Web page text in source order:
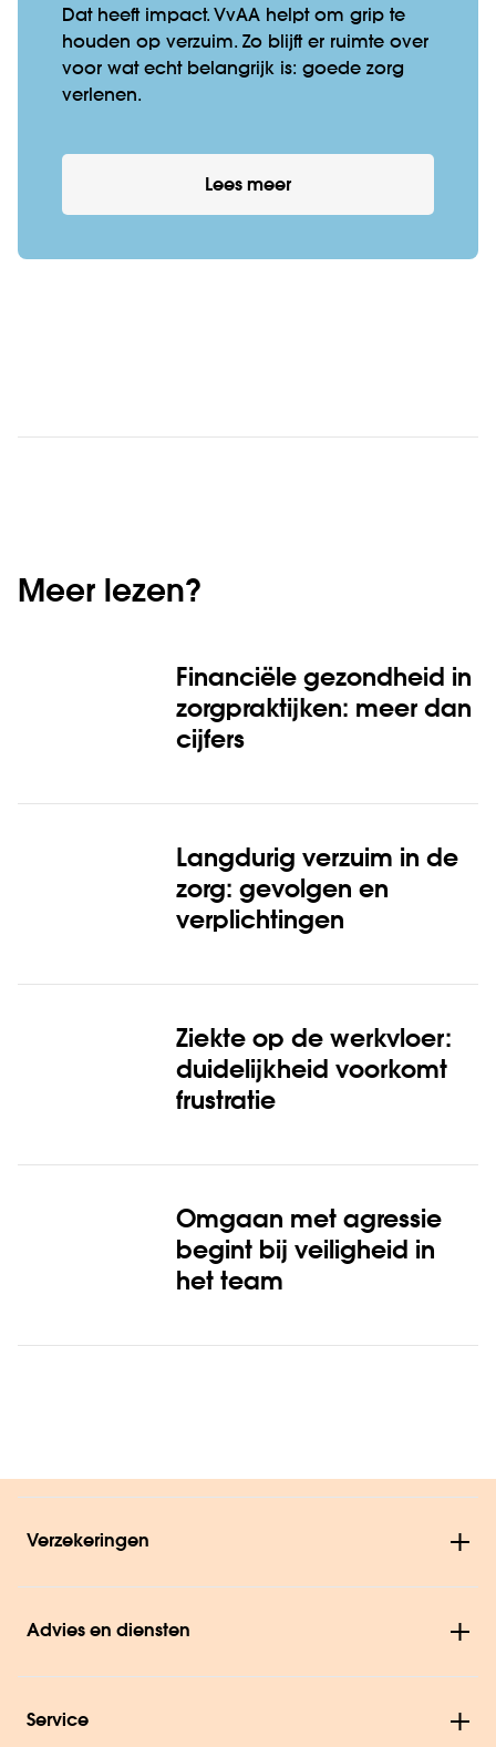
Dat heeft impact. VvAA helpt om grip te
houden op verzuim. Zo blijft er ruimte over
voor wat echt belangrijk is: goede zorg
verlenen.
Lees meer
Meer lezen?
Financiële gezondheid in
zorgpraktijken: meer dan
cijfers
Langdurig verzuim in de
zorg: gevolgen en
verplichtingen
Ziekte op de werkvloer:
duidelijkheid voorkomt
frustratie
Omgaan met agressie
begint bij veiligheid in
het team
Verzekeringen
Advies en diensten
Service